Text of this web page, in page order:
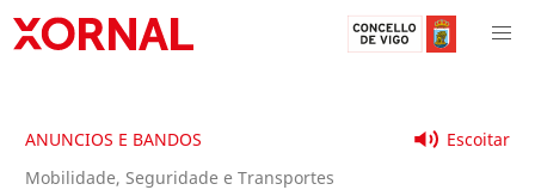
Escoitar
ANUNCIOS E BANDOS
Mobilidade, Seguridade e Transportes